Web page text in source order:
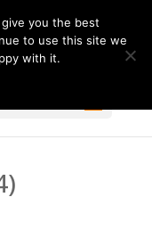
you the best
to use this site we
with it.